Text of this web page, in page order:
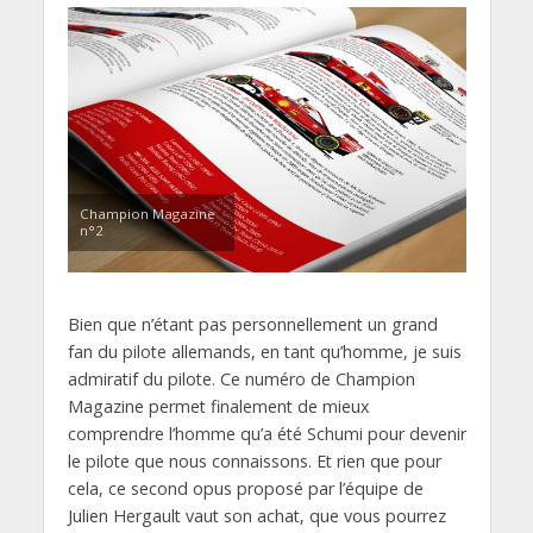
Champion Magazine
n°2
Bien que n’étant pas personnellement un grand
fan du pilote allemands, en tant qu’homme, je suis
admiratif du pilote. Ce numéro de Champion
Magazine permet finalement de mieux
comprendre l’homme qu’a été Schumi pour devenir
le pilote que nous connaissons. Et rien que pour
cela, ce second opus proposé par l’équipe de
Julien Hergault vaut son achat, que vous pourrez